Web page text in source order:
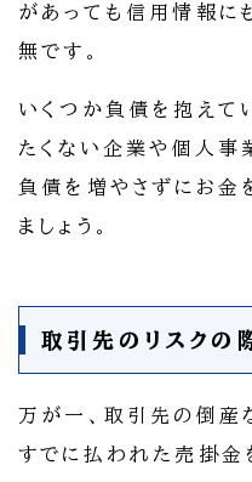
があっても信用情報に
無です。
いくつか負債を抱えて
たくない企業や個人事
負債を増やさずにお金
ましょう。
取引先のリスクの
万が一、取引先の倒産
すでに払われた売掛金